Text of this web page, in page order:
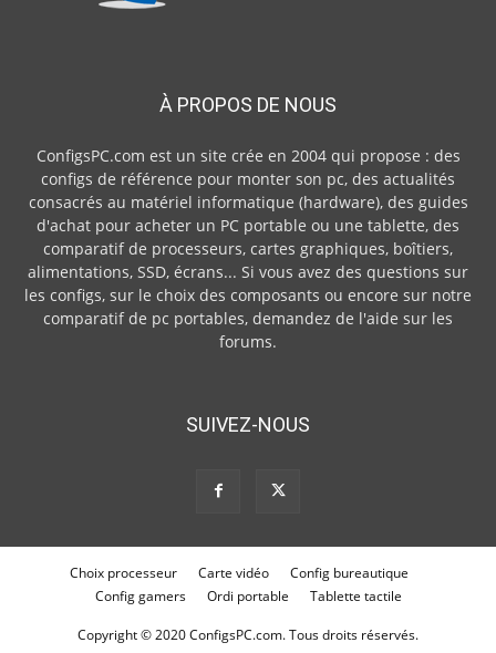
À PROPOS DE NOUS
ConfigsPC.com est un site crée en 2004 qui propose : des
configs de référence pour monter son pc, des actualités
consacrés au matériel informatique (hardware), des guides
d'achat pour acheter un PC portable ou une tablette, des
comparatif de processeurs, cartes graphiques, boîtiers,
alimentations, SSD, écrans... Si vous avez des questions sur
les configs, sur le choix des composants ou encore sur notre
comparatif de pc portables, demandez de l'aide sur les
forums.
SUIVEZ-NOUS
Choix processeur Carte vidéo
Config bureautique
Config gamers
Ordi portable Tablette tactile
Copyright © 2020 ConfigsPC.com. Tous droits réservés.